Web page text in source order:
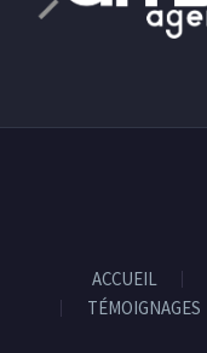
ACCUEIL
TÉMOIGNAGES